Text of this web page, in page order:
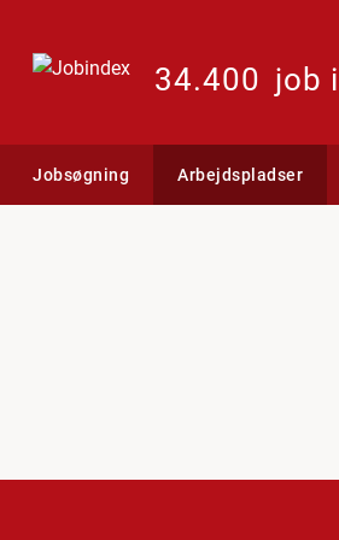
34.400 job
Jobsøgning Arbejdspladser